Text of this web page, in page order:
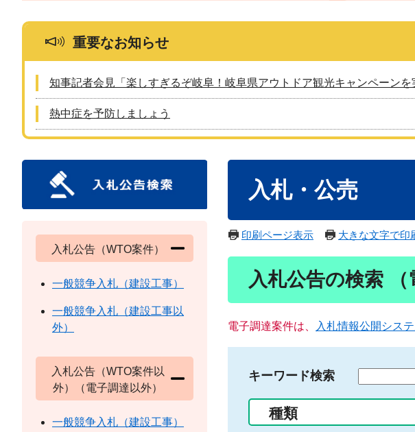
重要なお知らせ
知事記者会見「楽しすぎるぞ岐阜！岐阜県アウトドア観光キャンペーンを
熱中症を予防しましょう
入札・公売
印刷ページ表示 大きな文字で印
入札公告の検索 （
電子調達案件は、 入札情報公開シス
キーワード検索
る
種類
入札公告（WTO案件）
一般競争入札（建設工事）
一般競争入札（建設工事以
外）
入札公告（WTO案件以
外）（電子調達以外）
一般競争入札（建設工事）